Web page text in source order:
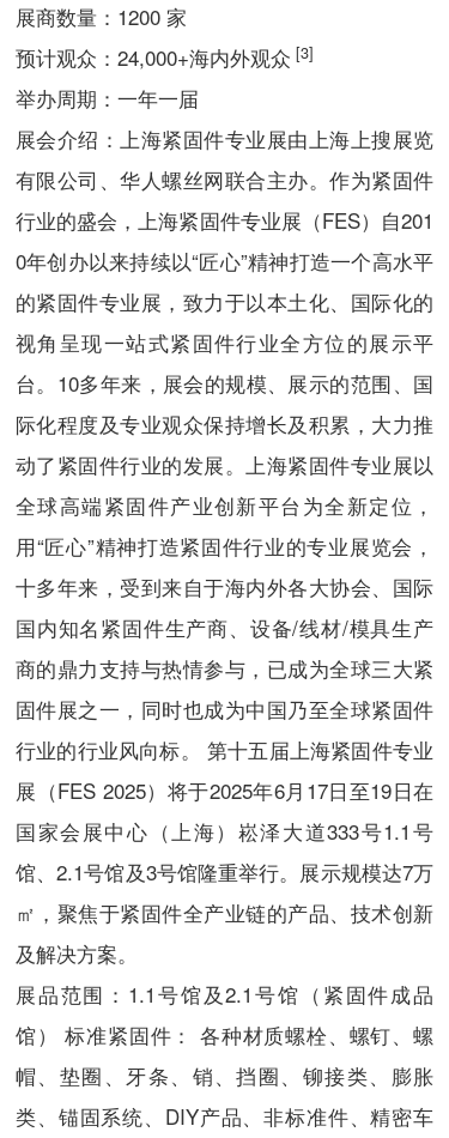
展商数量：1200 家
预计观众：24,000+海内外观众 [3]
举办周期：一年一届
展会介绍：上海紧固件专业展由上海上搜展览
有限公司、华人螺丝网联合主办。作为紧固件
行业的盛会，上海紧固件专业展（FES） 自201
0年创办以来持续以“匠心”精神打造一个高水平
的紧固件专业展，致力于以本土化、国际化的
视角呈现一站式紧固件行业全方位的展示平
台。10多年来，展会的规模、展示的范围、国
际化程度及专业观众保持增长及积累，大力推
动了紧固件行业的发展。上海紧固件专业展以
全球高端紧固件产业创新平台为全新定位，
用“匠心”精神打造紧固件行业的专业展览会，
十多年来，受到来自于海内外各大协会、国际
国内知名紧固件生产商、设备/线材/模具生产
商的鼎力支持与热情参与，已成为全球三大紧
固件展之一，同时也成为中国乃至全球紧固件
行业的行业风向标。 第十五届上海紧固件专业
展（FES 2025）将于2025年6月17日至19日在
国家会展中心（上海）崧泽大道333号1.1号
馆、2.1号馆及3号馆隆重举行。展示规模达7万
㎡，聚焦于紧固件全产业链的产品、技术创新
及解决方案。
展品范围： 1.1号馆及2.1号馆（紧固件成品
馆） 标准紧固件： 各种材质螺栓、螺钉、螺
帽、垫圈、牙条、销、挡圈、铆接类、膨胀
类、锚固系统、DIY产品、非标准件、精密车